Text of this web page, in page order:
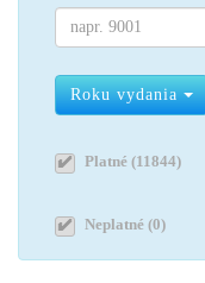
Roku vydania
Platné (11844)
Neplatné (0)